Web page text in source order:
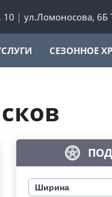
10 ул.Ломоносова, 6Б
СЕЗОННОЕ
Ширина